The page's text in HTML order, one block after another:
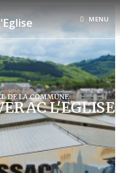
MENU
DE LA COMMUNE
L'EGLISE